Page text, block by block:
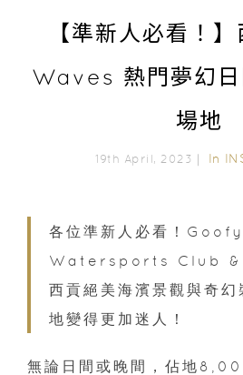
【準新人必看！
Waves 熱門夢幻
場地
19th April, 2023｜ In
各位準新人必看！
Watersports Club &
西貢絕美海濱景觀與奇幻
地變得更加迷人！
無論日間或晚間，佔地